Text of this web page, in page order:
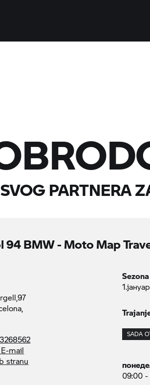
PARTNERA
94 BMW - Moto Map
mail
stranu
SADA
09:00 -